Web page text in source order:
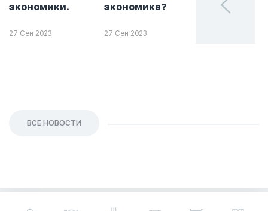
экономики.
27 Сен 2023
экономика?
27 Сен 2023
халяльное
ВСЕ НОВОСТИ